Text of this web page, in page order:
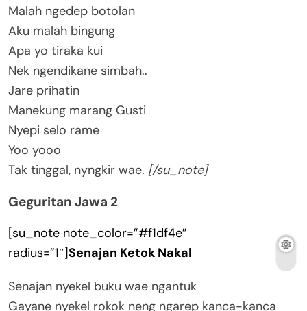
Malah ngedep botolan
Aku malah bingung
Apa yo tiraka kui
Nek ngendikane simbah..
Jare prihatin
Manekung marang Gusti
Nyepi selo rame
Yoo yooo
Tak tinggal, nyngkir wae. [/su_note]
Geguritan Jawa 2
[su_note note_color=”#f1df4e”
radius=”1″]Senajan Ketok Nakal
Senajan nyekel buku wae ngantuk
Gayane nyekel rokok neng ngarep kanca-kanca